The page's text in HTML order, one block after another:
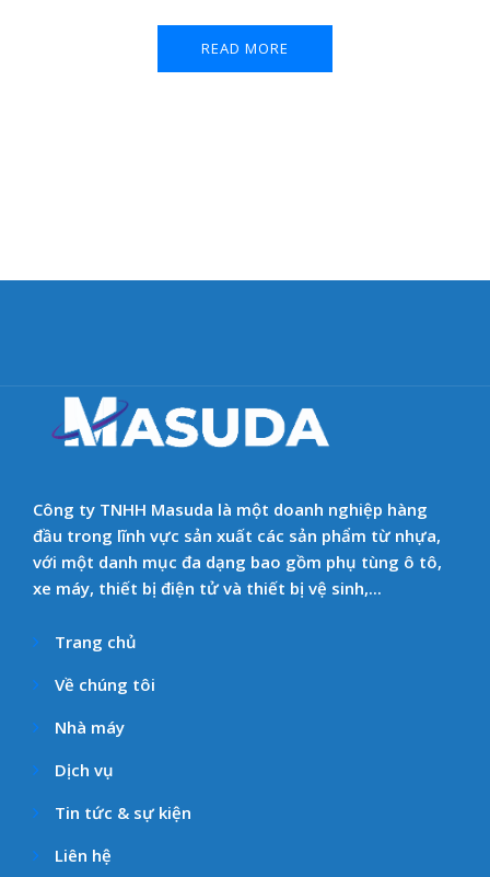
READ MORE
Công ty TNHH Masuda là một doanh nghiệp hàng
đầu trong lĩnh vực sản xuất các sản phẩm từ nhựa,
với một danh mục đa dạng bao gồm phụ tùng ô tô,
xe máy, thiết bị điện tử và thiết bị vệ sinh,...
Trang chủ
Về chúng tôi
Nhà máy
Dịch vụ
Tin tức & sự kiện
Liên hệ